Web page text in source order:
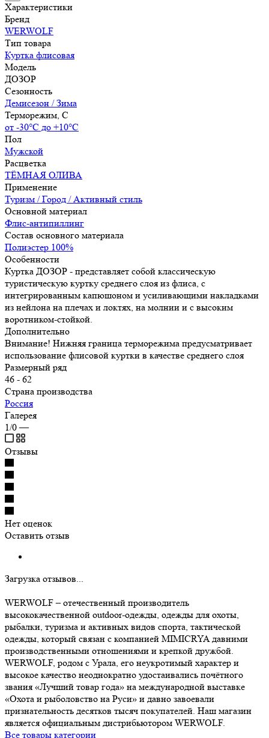
Характеристики
Бренд
WERWOLF
Тип товара
Куртка флисовая
Модель
ДОЗОР
Сезонность
Демисезон / Зима
Терморежим, C
от -30°С до +10°С
Пол
Мужской
Расцветка
ТЁМНАЯ ОЛИВА
Применение
Туризм / Город / Активный стиль
Основной материал
Флис-антипиллинг
Состав основного материала
Полиэстер 100%
Особенности
Куртка ДОЗОР - представляет собой классическую
туристическую куртку среднего слоя из флиса, с
интегрированным капюшоном и усиливающими накладками
из нейлона на плечах и локтях, на молнии и с высоким
воротником-стойкой.
Дополнительно
Внимание! Нижняя граница терморежима предусматривает
использование флисовой куртки в качестве среднего слоя
Размерный ряд
46 - 62
Страна производства
Россия
Галерея
1/0 —
Отзывы
Нет оценок
Оставить отзыв
Загрузка отзывов...
WERWOLF – отечественный производитель
высококачественной outdoor-одежды, одежды для охоты,
рыбалки, туризма и активных видов спорта, тактической
одежды, который связан с компанией MIMICRYA давними
производственными отношениями и крепкой дружбой.
WERWOLF, родом с Урала, его неукротимый характер и
высокое качество неоднократно удостаивались почётного
звания «Лучший товар года» на международной выставке
«Охота и рыболовство на Руси» и давно завоевали
признательность десятков тысяч покупателей. Наш магазин
является официальным дистрибьютором WERWOLF.
Все товары категории